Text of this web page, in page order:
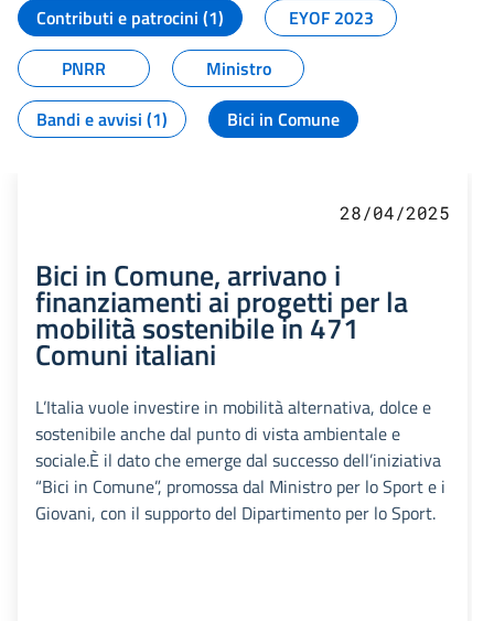
Contributi e patrocini (1)
EYOF 2023
PNRR
Ministro
Bandi e avvisi (1)
Bici in Comune
28/04/2025
Bici in Comune, arrivano i
finanziamenti ai progetti per la
mobilità sostenibile in 471
Comuni italiani
L’Italia vuole investire in mobilità alternativa, dolce e
sostenibile anche dal punto di vista ambientale e
sociale.È il dato che emerge dal successo dell’iniziativa
“Bici in Comune”, promossa dal Ministro per lo Sport e i
Giovani, con il supporto del Dipartimento per lo Sport.